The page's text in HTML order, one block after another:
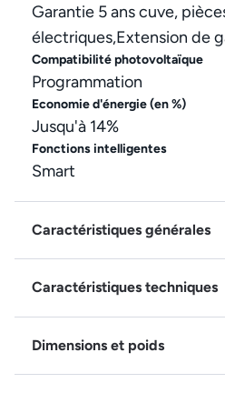
Garantie 5 ans cuve,
électriques,Extension de
Compatibilité photovoltaïque
Programmation
Economie d'énergie (en %)
Jusqu'à 14%
Fonctions intelligentes
Smart
Caractéristiques générales
Caractéristiques techniques
Dimensions et poids